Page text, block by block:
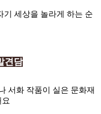
기 세상을 놀라게 하는 순
견담
서화 작품이 실은 문화재